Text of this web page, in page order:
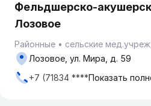
Фельдшерско-
Лозовое
Районные
сельские
Лозовое, ул. Мира, д. 59
+7 (71834 ****Показать